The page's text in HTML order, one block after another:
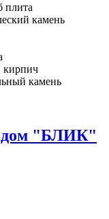
плита
камень
кирпич
камень
дом "БЛИК"